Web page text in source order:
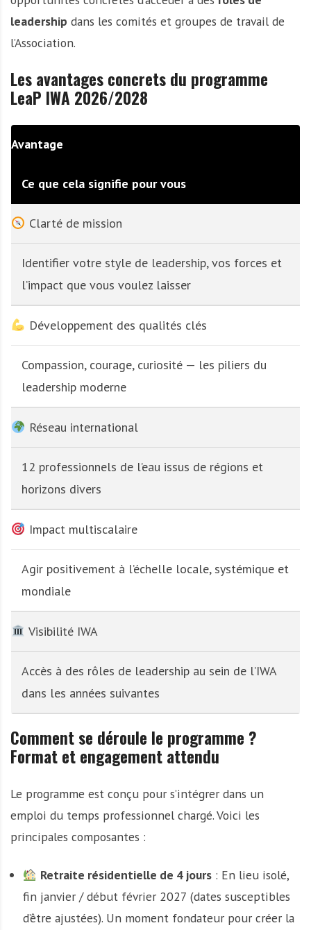
leadership dans les comités et groupes de travail de
l’Association.
Les avantages concrets du programme
LeaP IWA 2026/2028
Avantage
Ce que cela signifie pour vous
Clarté de mission
Identifier votre style de leadership, vos forces et
l’impact que vous voulez laisser
Développement des qualités clés
Compassion, courage, curiosité — les piliers du
leadership moderne
Réseau international
12 professionnels de l’eau issus de régions et
horizons divers
Impact multiscalaire
Agir positivement à l’échelle locale, systémique et
mondiale
Visibilité IWA
Accès à des rôles de leadership au sein de l’IWA
dans les années suivantes
Comment se déroule le programme ?
Format et engagement attendu
Le programme est conçu pour s’intégrer dans un
emploi du temps professionnel chargé. Voici les
principales composantes :
Retraite résidentielle de 4 jours: En lieu isolé,
fin janvier / début février 2027 (dates susceptibles
d’être ajustées). Un moment fondateur pour créer la